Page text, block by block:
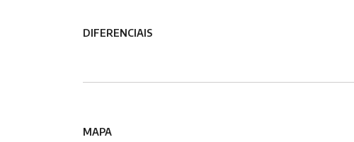
DIFERENCIAIS
MAPA